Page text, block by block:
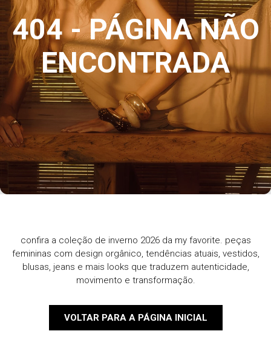
404 - PÁGINA NÃO
ENCONTRADA
confira a coleção de inverno 2026 da my favorite. peças
femininas com design orgânico, tendências atuais, vestidos,
blusas, jeans e mais looks que traduzem autenticidade,
movimento e transformação.
VOLTAR PARA A PÁGINA INICIAL